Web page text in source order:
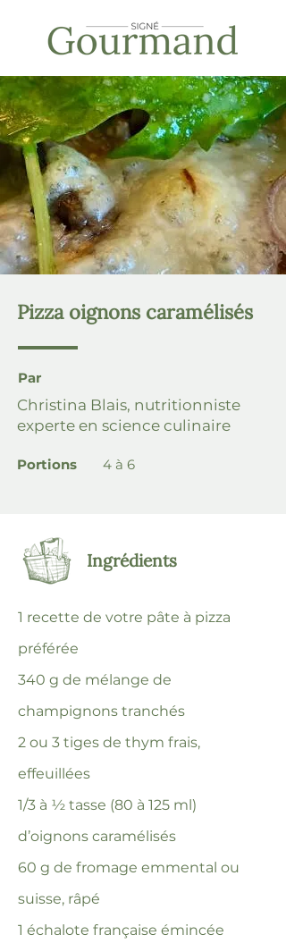
Pizza oignons caramélisés
Par
Christina Blais, nutritionniste
experte en science culinaire
Portions 4 à 6
Ingrédients
1 recette de votre pâte à pizza
préférée
340 g de mélange de
champignons tranchés
2 ou 3 tiges de thym frais,
effeuillées
1/3 à ½ tasse (80 à 125 ml)
d’oignons caramélisés
60 g de fromage emmental ou
suisse, râpé
1 échalote française émincée